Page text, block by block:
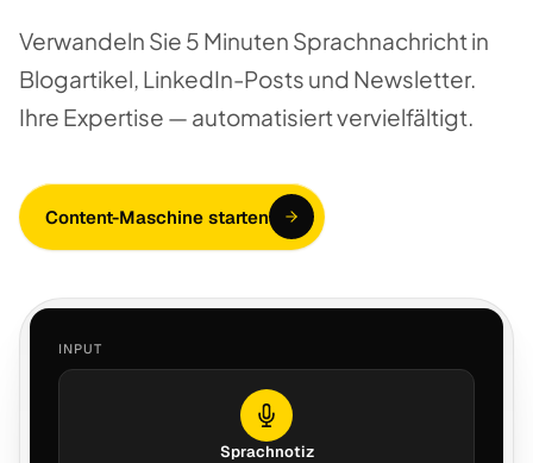
Verwandeln Sie 5 Minuten Sprachnachricht in
Blogartikel, LinkedIn-Posts und Newsletter.
Ihre Expertise — automatisiert vervielfältigt.
Content-Maschine starten
INPUT
Sprachnotiz